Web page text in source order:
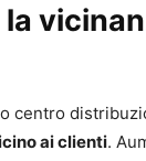
centro
ai clienti.